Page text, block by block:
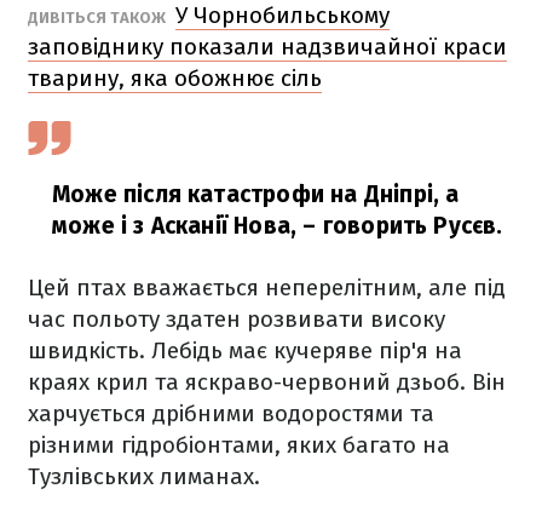
ДИВІТЬСЯ ТАКОЖ У Чорнобильському
заповіднику показали надзвичайної краси
тварину, яка обожнює сіль
Може після катастрофи на Дніпрі, а
може і з Асканії Нова, – говорить Русєв.
Цей птах вважається неперелітним, але під
час польоту здатен розвивати високу
швидкість. Лебідь має кучеряве пір'я на
краях крил та яскраво-червоний дзьоб. Він
харчується дрібними водоростями та
різними гідробіонтами, яких багато на
Тузлівських лиманах.